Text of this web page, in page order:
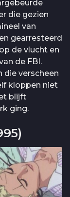
die gezien
van
gearresteerd
de vlucht en
de FBI.
die verscheen
kloppen niet
blijft
ging.